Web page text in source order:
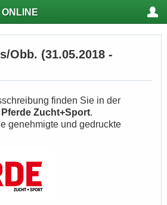
ONLINE
Obb. (31.05.2018 -
finden Sie in der
Zucht+Sport.
genehmigte und gedruckte